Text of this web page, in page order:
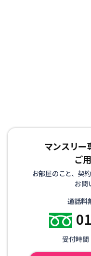
マンスリー
ご
お部屋のこと、契
お問
通話料
受付時